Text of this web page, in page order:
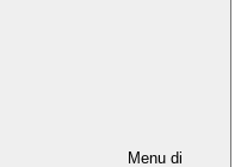
Menu di